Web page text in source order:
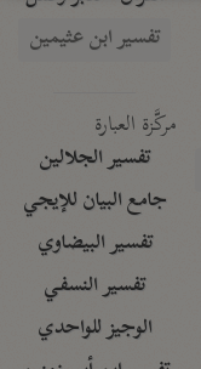
تفسير ابن عثيمين
مركَّزة العبارة
تفسير الجلالين
جامع البيان للإيجي
تفسير البيضاوي
تفسير النسفي
الوجيز للواحدي